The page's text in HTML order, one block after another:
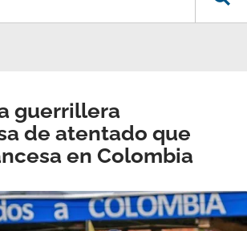
guerrillera
de atentado que
en Colombia